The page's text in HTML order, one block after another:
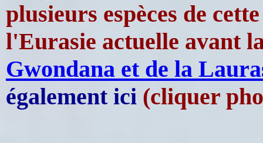
plusieurs espèces de
l'Eurasie actuelle avant
Gwondana et de la
également ici (cliquer